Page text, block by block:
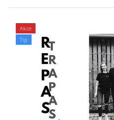
Akce
Tip